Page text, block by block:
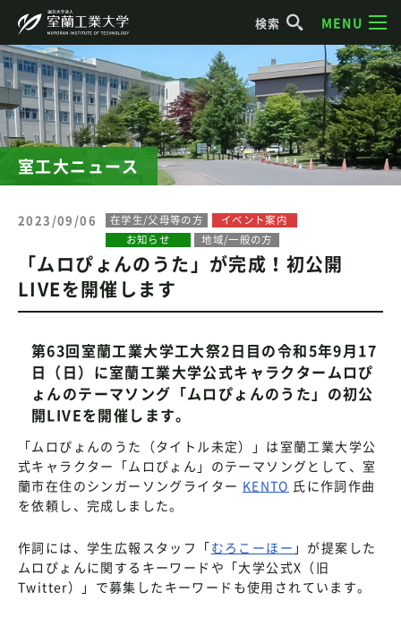
検索 MENU
室工大ニュース
2023/09/06 在学生/父母等の方
イベント案内
お知らせ
地域/一般の方
「ムロぴょんのうた」が完成！初公開
LIVEを開催します
第63回室蘭工業大学工大祭2日目の令和5年9月17
日（日）に室蘭工業大学公式キャラクタームロぴ
ょんのテーマソング「ムロぴょんのうた」の初公
開LIVEを開催します。
「ムロぴょんのうた（タイトル未定）」は室蘭工業大学公
式キャラクター「ムロぴょん」のテーマソングとして、室
蘭市在住のシンガーソングライター KENTO 氏に作詞作曲
を依頼し、完成しました。
作詞には、学生広報スタッフ「むろこーほー 」が提案した
ムロぴょんに関するキーワードや「大学公式X（旧
Twitter）」で募集したキーワードも使用されています。